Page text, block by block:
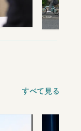
すべて見る